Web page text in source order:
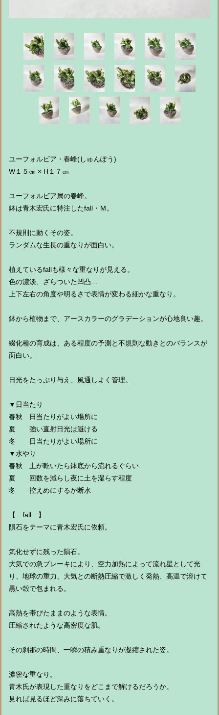
ユーフォルビア・春峰(しゅんぽう)
W１５㎝ × H１７㎝
ユーフォルビア属の春峰。
鉢は青木宏氏に特注したfall・Ｍ。
不規則に動くその姿。
ランダムな生長の重なりが面白い。
植えているfallも様々な重なりが見える。
色の濃淡、ざらついた凹凸…
上下左右の角度や明るさで表情が変わる細かな重なり。
鉢から植物まで、アースカラーのグラデーションが心地良い趣。
綴化種の育成は、ある程度の予測と不規則な動きとのバランスが
面白い。
日光をたっぷり与え、風通しよく管理。
▼日当たり
春秋 日当たりがよい場所に
夏 強い直射日光は避ける
冬 日当たりがよい場所に
▼水やり
春秋 土が乾いたら鉢底から流れるぐらい
夏 回数を減らし夜に土を湿らす程度
冬 控えめにするか断水
【 fall 】
隕石をテーマに青木宏氏に依頼。
気化せずに残った隕石。
大気での急ブレーキにより、空力加熱によって流れ星として光
り、地球の重力、大気との断熱圧縮で激しく発熱、高温で溶けて
黒い殻で包まれる。
高熱を帯びたままのような表情。
圧縮されたような高密度な肌。
その刹那の時間、一瞬の積み重なりが凝縮された姿。
濃密な重なり。
青木氏が表現した重なりをどこまで解けるだろうか。
見れば見るほど深みに落ちていく。